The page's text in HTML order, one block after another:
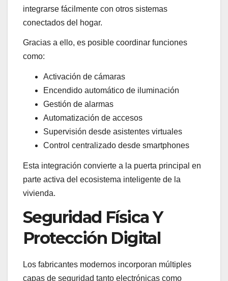
integrarse fácilmente con otros sistemas
conectados del hogar.
Gracias a ello, es posible coordinar funciones
como:
Activación de cámaras
Encendido automático de iluminación
Gestión de alarmas
Automatización de accesos
Supervisión desde asistentes virtuales
Control centralizado desde smartphones
Esta integración convierte a la puerta principal en
parte activa del ecosistema inteligente de la
vivienda.
Seguridad Física Y
Protección Digital
Los fabricantes modernos incorporan múltiples
capas de seguridad tanto electrónicas como